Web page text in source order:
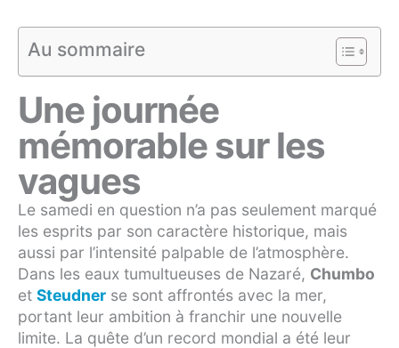
Au sommaire
Une journée
mémorable sur les
vagues
Le samedi en question n’a pas seulement marqué
les esprits par son caractère historique, mais
aussi par l’intensité palpable de l’atmosphère.
Dans les eaux tumultueuses de Nazaré, Chumbo
et Steudner se sont affrontés avec la mer,
portant leur ambition à franchir une nouvelle
limite. La quête d’un record mondial a été leur